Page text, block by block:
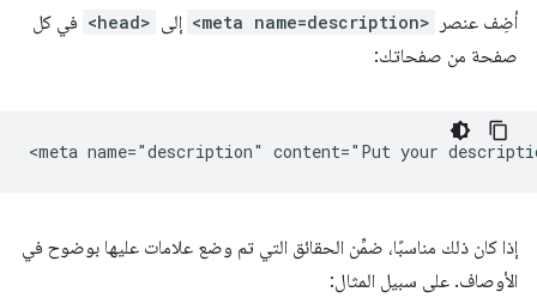
أضِف عنصر <meta name=description> إلى <head> في كل
صفحة من صفحاتك:
إذا كان ذلك مناسبًا، ضمِّن الحقائق التي تم وضع علامات عليها بوضوح في
الأوصاف. على سبيل المثال: